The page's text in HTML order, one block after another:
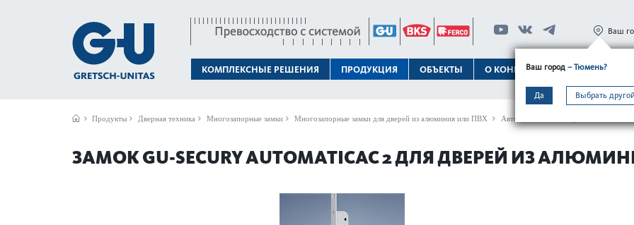
КОМПЛЕКСНЫЕ РЕШЕНИЯ ПРОДУКЦИЯ ОБЪЕКТЫ О КОНЦЕРНЕ ТЕХПОДДЕРЖКА
Ваш город – Тюмень?
Да Выбрать
Ваш
Продукты Дверная техника Многозапорные замки Многозапорные замки для дверей из алюминия или ПВХ Автоматическое запирание GU-
ЗАМОК GU-SECURY AUTOMATICAC 2 ДЛЯ ДВЕРЕЙ ИЗ